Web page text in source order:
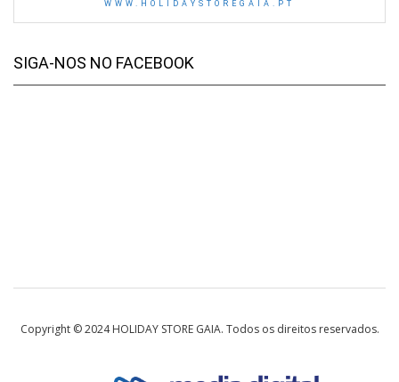
WWW.HOLIDAYSTOREGAIA.PT
SIGA-NOS NO FACEBOOK
Copyright © 2024 HOLIDAY STORE GAIA. Todos os direitos reservados.